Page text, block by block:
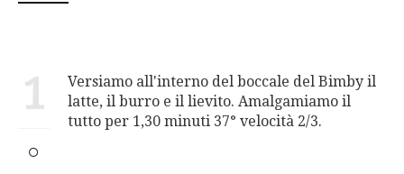
1
Versiamo all'interno del boccale del Bimby il
latte, il burro e il lievito. Amalgamiamo il
tutto per 1,30 minuti 37° velocità 2/3.